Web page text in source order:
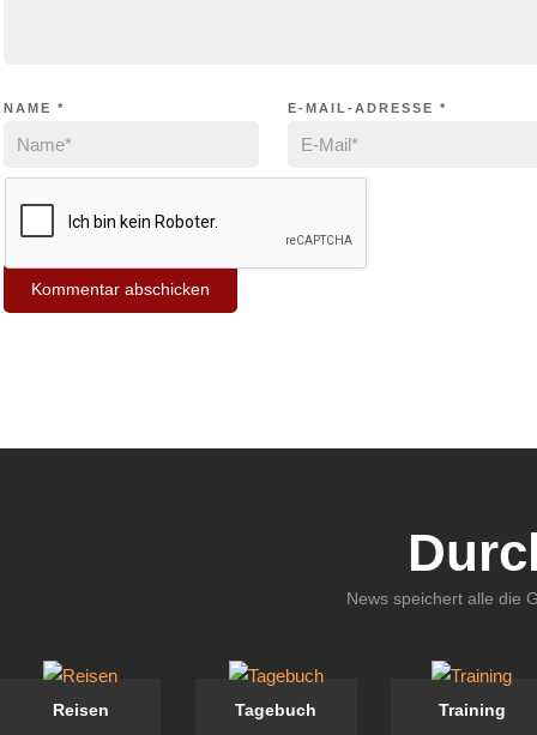
NAME * E-MAIL-ADRESSE *
News speichert alle die
Reisen Tagebuch Training